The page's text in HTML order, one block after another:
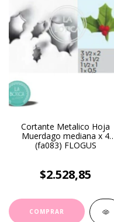
Cortante Metalico Hoja
Muerdago mediana x 4
(fa083) FLOGUS
$2.528,85